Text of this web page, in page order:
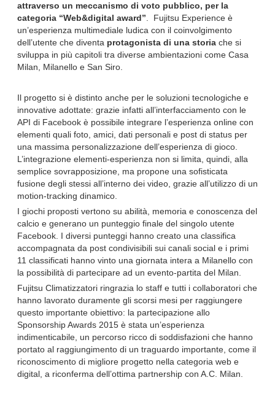
attraverso un meccanismo di voto pubblico, per la
categoria “Web&digital award” . Fujitsu Experience è
un’esperienza multimediale ludica con il coinvolgimento
dell’utente che diventa protagonista di una storiache si
sviluppa in più capitoli tra diverse ambientazioni come Casa
Milan, Milanello e San Siro.
Il progetto si è distinto anche per le soluzioni tecnologiche e
innovative adottate: grazie infatti all’interfacciamento con le
API di Facebook è possibile integrare l’esperienza online con
elementi quali foto, amici, dati personali e post di status per
una massima personalizzazione dell’esperienza di gioco.
L’integrazione elementi-esperienza non si limita, quindi, alla
semplice sovrapposizione, ma propone una sofisticata
fusione degli stessi all’interno dei video, grazie all’utilizzo di un
motion-tracking dinamico.
I giochi proposti vertono su abilità, memoria e conoscenza del
calcio e generano un punteggio finale del singolo utente
Facebook. I diversi punteggi hanno creato una classifica
accompagnata da post condivisibili sui canali social e i primi
11 classificati hanno vinto una giornata intera a Milanello con
la possibilità di partecipare ad un evento-partita del Milan.
Fujitsu Climatizzatori ringrazia lo staff e tutti i collaboratori che
hanno lavorato duramente gli scorsi mesi per raggiungere
questo importante obiettivo: la partecipazione allo
Sponsorship Awards 2015 è stata un’esperienza
indimenticabile, un percorso ricco di soddisfazioni che hanno
portato al raggiungimento di un traguardo importante, come il
riconoscimento di migliore progetto nella categoria web e
digital, a riconferma dell’ottima partnership con A.C. Milan.